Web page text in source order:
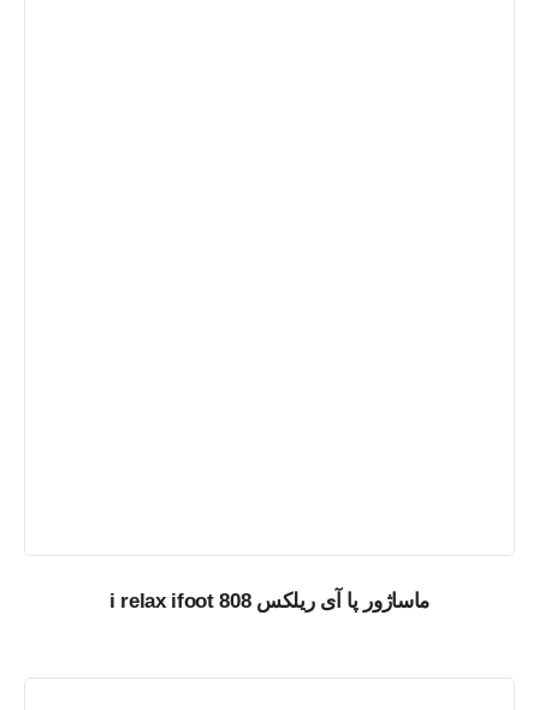
ماساژور پا آی ریلکس i relax ifoot 808